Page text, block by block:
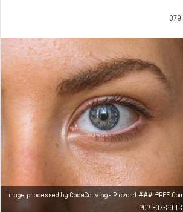
379
Image processed by CodeCarvings Piczard ### FREE
2021-07-29